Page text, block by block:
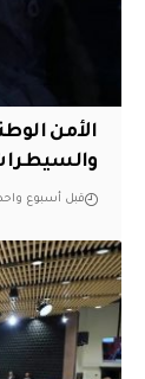
والسيطرات
قبل أسبوع